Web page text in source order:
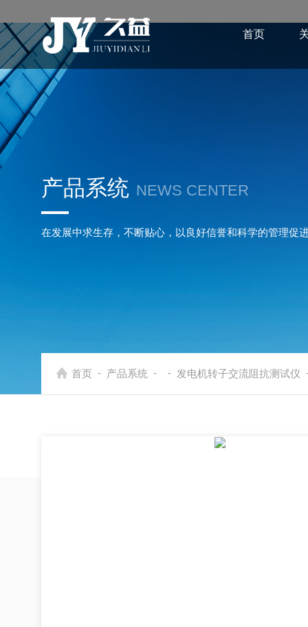
首页
产品系统 NEWS CENTER
在发展中求生存，不断贴心，以良好信誉和科学的管理促
首页 - 产品系统 - - 发电机转子交流阻抗测试仪